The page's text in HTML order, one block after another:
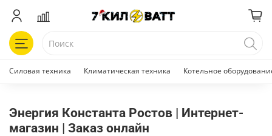
Силовая техника Климатическая техника Котельное
Энергия Константа Ростов | Интернет-
магазин | Заказ онлайн